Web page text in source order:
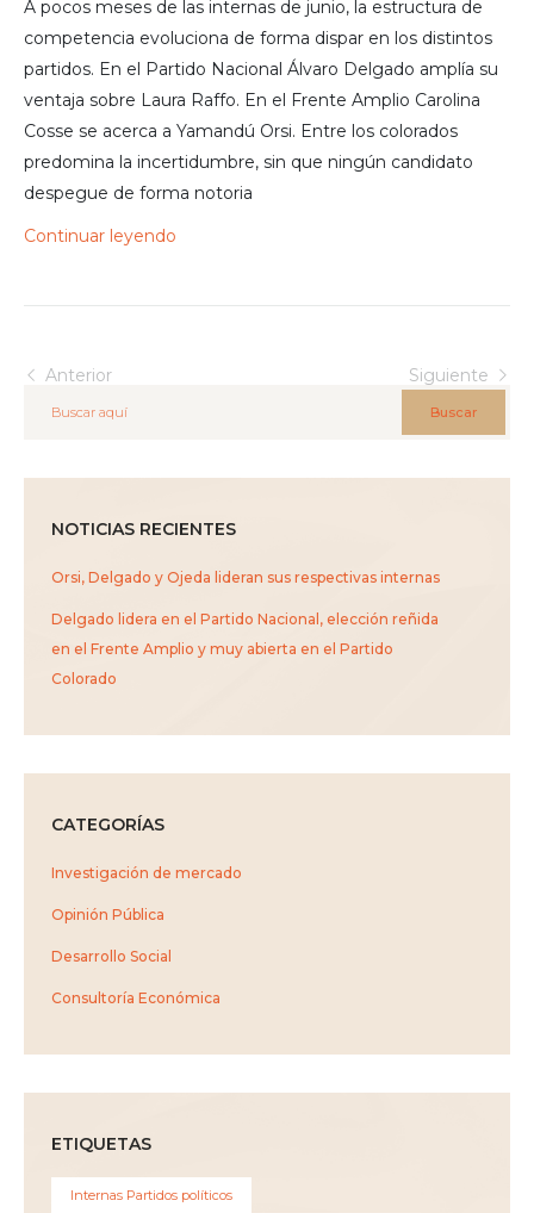
A pocos meses de las internas de junio, la estructura de
competencia evoluciona de forma dispar en los distintos
partidos. En el Partido Nacional Álvaro Delgado amplía su
ventaja sobre Laura Raffo. En el Frente Amplio Carolina
Cosse se acerca a Yamandú Orsi. Entre los colorados
predomina la incertidumbre, sin que ningún candidato
despegue de forma notoria
Continuar leyendo
Anterior Siguiente
Buscar
NOTICIAS RECIENTES
Orsi, Delgado y Ojeda lideran sus respectivas internas
Delgado lidera en el Partido Nacional, elección reñida
en el Frente Amplio y muy abierta en el Partido
Colorado
CATEGORÍAS
Investigación de mercado
Opinión Pública
Desarrollo Social
Consultoría Económica
ETIQUETAS
Internas Partidos políticos